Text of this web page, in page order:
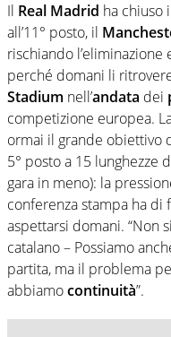
Il Real Madrid ha chiuso
all’11° posto, il
rischiando l’eliminazione
perché domani li
Stadium nell’andata dei
competizione europea.
ormai il grande obiettivo
5° posto a 15 lunghezze
gara in meno): la
conferenza stampa ha di
aspettarsi domani. “Non
catalano – Possiamo
partita, ma il problema
abbiamocontinuità”.